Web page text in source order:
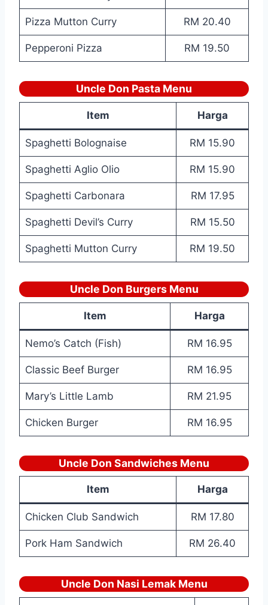
Pizza Mutton Curry RM 20.40
Pepperoni Pizza RM 19.50
Uncle Don Pasta Menu
Item Harga
Spaghetti Bolognaise RM 15.90
Spaghetti Aglio Olio RM 15.90
Spaghetti Carbonara RM 17.95
Spaghetti Devil’s Curry RM 15.50
Spaghetti Mutton Curry RM 19.50
Uncle Don Burgers Menu
Item Harga
Nemo’s Catch (Fish) RM 16.95
Classic Beef Burger RM 16.95
Mary’s Little Lamb RM 21.95
Chicken Burger RM 16.95
Uncle Don Sandwiches Menu
Item Harga
Chicken Club Sandwich RM 17.80
Pork Ham Sandwich RM 26.40
Uncle Don Nasi Lemak Menu